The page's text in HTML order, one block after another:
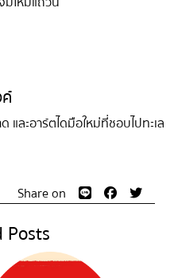
และอาร์ตไดมือใหม่ที่ชอบไปทะเล
Share on
Posts